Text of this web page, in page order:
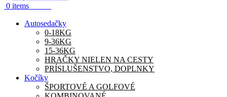
0 items
Autosedačky
0-18KG
9-36KG
15-36KG
HRAČKY NIELEN NA CESTY
PRÍSLUŠENSTVO, DOPLNKY
Kočíky
ŠPORTOVÉ A GOLFOVÉ